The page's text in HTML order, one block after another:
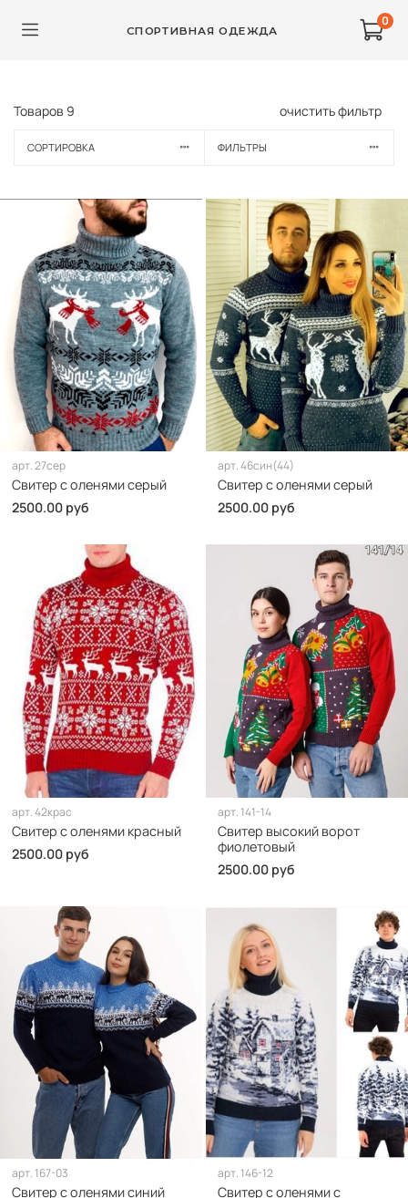
СПОРТИВНАЯ ОДЕЖДА
0
Товаров 9 очистить фильтр
СОРТИРОВКА ФИЛЬТРЫ
арт.27сер
Свитер с оленями серый
2500.00 руб
арт.46син(44)
Свитер с оленями серый
2500.00 руб
арт.42крас
Свитер с оленями красный
2500.00 руб
арт. 141-14
Свитер высокий ворот
фиолетовый
2500.00 руб
арт. 167-03
Свитер с оленями синий
арт. 146-12
Свитер с оленями с